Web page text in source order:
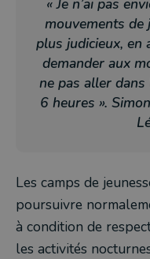
« Je n’ai pas
mouvements de
plus judicieux, en
demander aux
ne pas aller
6 heures ».
Les camps de
poursuivre
à condition de
les activités